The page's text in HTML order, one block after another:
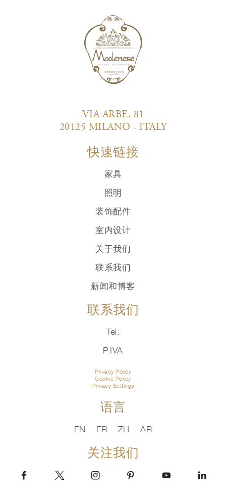
VIA ARBE, 81
20125 MILANO - ITALY
快速链接
家具
照明
装饰配件
室内设计
关于我们
联系我们
新闻和博客
联系我们
Tel:
P.IVA
Privacy Policy
Cookie Policy
Privacy Settings
语言
EN FR ZH AR
关注我们